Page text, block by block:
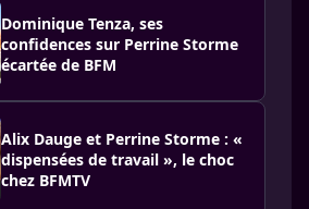
Dominique Tenza, ses
confidences sur Perrine Storme
écartée de BFM
Alix Dauge et Perrine Storme : «
dispensées de travail », le choc
chez BFMTV